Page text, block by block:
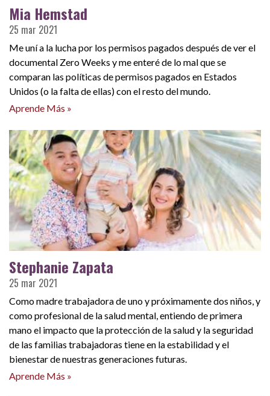
Mia Hemstad
25 mar 2021
Me uní a la lucha por los permisos pagados después de ver el
documental Zero Weeks y me enteré de lo mal que se
comparan las políticas de permisos pagados en Estados
Unidos (o la falta de ellas) con el resto del mundo.
Aprende Más »
Stephanie Zapata
25 mar 2021
Como madre trabajadora de uno y próximamente dos niños, y
como profesional de la salud mental, entiendo de primera
mano el impacto que la protección de la salud y la seguridad
de las familias trabajadoras tiene en la estabilidad y el
bienestar de nuestras generaciones futuras.
Aprende Más »